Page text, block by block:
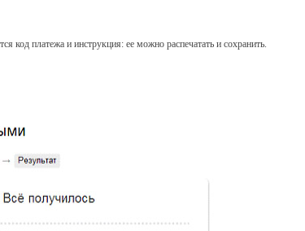
код платежа и инструкция: ее можно распечатать и сохранить.